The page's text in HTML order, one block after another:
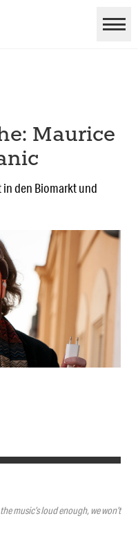
Maurice
den Biomarkt und
music’s loud enough, we won’t